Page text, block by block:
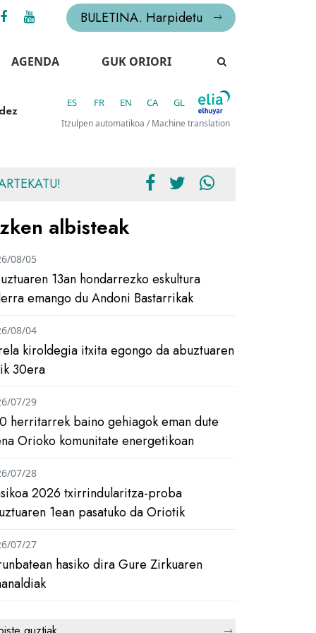
BULETINA. Harpidetu
AGENDA GUK ORIORI
ES FR EN CA GL
Itzulpen automatikoa / Machine translation
albisteak
13an hondarrezko eskultura
emango du Andoni Bastarrikak
08/05
kiroldegia itxita egongo da abuztuaren
30era
08/04
herritarrek baino gehiagok eman dute
Orioko komunitate energetikoan
07/29
2026 txirrindularitza-proba
1ean pasatuko da Oriotik
07/28
hasiko dira Gure Zirkuaren
07/27